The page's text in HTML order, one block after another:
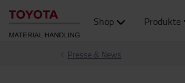
Shop Produkte
Presse & News